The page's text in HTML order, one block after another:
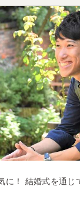
に！ 結婚式を通じ